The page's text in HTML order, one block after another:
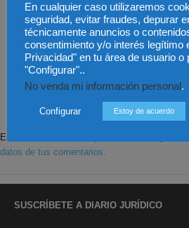
Save my name, email, and website in
comment.
Este sitio usa Akismet para reducir el spam.
datos de tus comentarios.
SUSCRÍBETE A DIARIO JURÍDICO
En cualquier caso utilizaremos
seguridad, evitar fraudes, depurar
técnicamente anuncios o
consentimiento y/o interés legítimo
Privacidad" en tu área de usuario o
"Configurar"..
No venda mi información personal.
Configurar Estoy de acuerdo